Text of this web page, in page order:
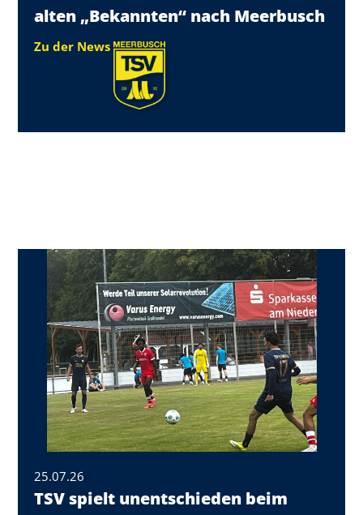
alten „Bekannten“ nach Meerbusch
Zu der News
25.07.26
TSV spielt unentschieden beim